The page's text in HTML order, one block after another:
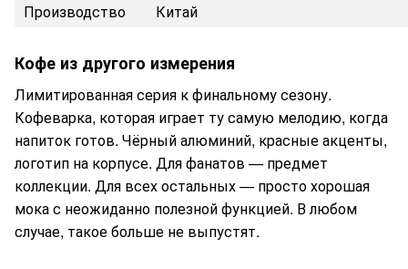
Производство
Китай
Кофе из другого измерения
Лимитированная серия к финальному сезону.
Кофеварка, которая играет ту самую мелодию, когда
напиток готов. Чёрный алюминий, красные акценты,
логотип на корпусе. Для фанатов — предмет
коллекции. Для всех остальных — просто хорошая
мока с неожиданно полезной функцией. В любом
случае, такое больше не выпустят.